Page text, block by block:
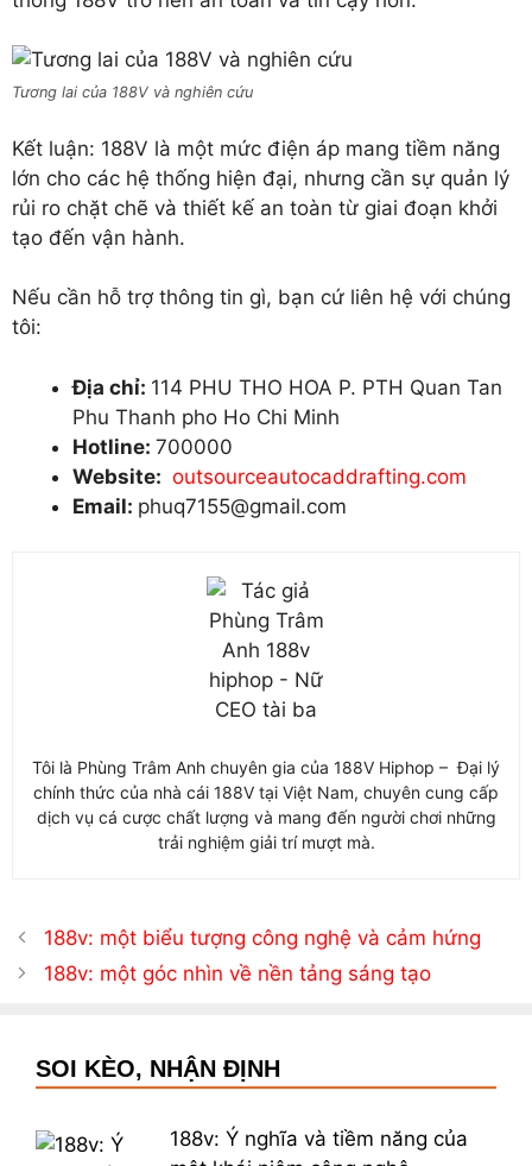
Tương lai của 188V và nghiên cứu
Kết luận: 188V là một mức điện áp mang tiềm năng
lớn cho các hệ thống hiện đại, nhưng cần sự quản lý
rủi ro chặt chẽ và thiết kế an toàn từ giai đoạn khởi
tạo đến vận hành.
Nếu cần hỗ trợ thông tin gì, bạn cứ liên hệ với chúng
tôi:
Địa chỉ: 114 PHU THO HOA P. PTH Quan Tan
Phu Thanh pho Ho Chi Minh
Hotline: 700000
Website: outsourceautocaddrafting.com
Email: phuq7155@gmail.com
Tôi là Phùng Trâm Anh chuyên gia của 188V Hiphop – Đại lý
chính thức của nhà cái 188V tại Việt Nam, chuyên cung cấp
dịch vụ cá cược chất lượng và mang đến người chơi những
trải nghiệm giải trí mượt mà.
188v: một biểu tượng công nghệ và cảm hứng
188v: một góc nhìn về nền tảng sáng tạo
SOI KÈO, NHẬN ĐỊNH
188v: Ý nghĩa và tiềm năng của